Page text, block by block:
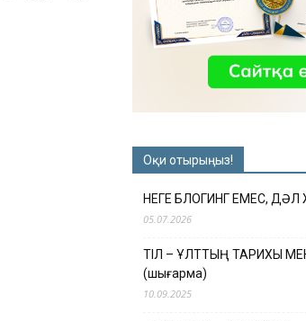
Оқи отырыңыз!
НЕГЕ БЛОГИНГ ЕМЕС,
05.07.2026
ТІЛ – ҰЛТТЫҢ ТАРИХЫ
(шығарма)
10.09.2025